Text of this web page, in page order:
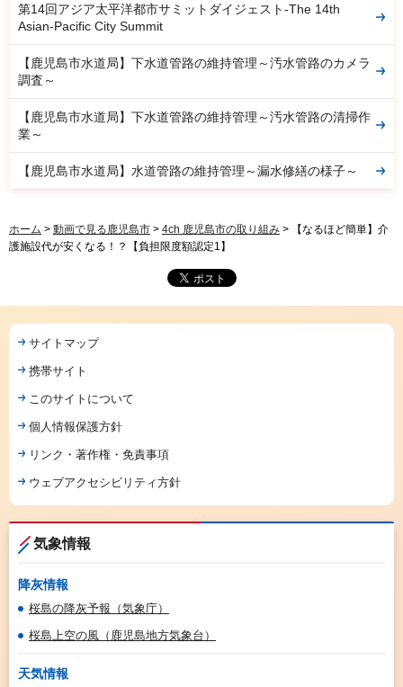
第14回アジア太平洋都市サミットダイジェスト-The 14th
Asian-Pacific City Summit
【鹿児島市水道局】下水道管路の維持管理～汚水管路のカメラ
調査～
【鹿児島市水道局】下水道管路の維持管理～汚水管路の清掃作
業～
【鹿児島市水道局】水道管路の維持管理～漏水修繕の様子～
ホーム > 動画で見る鹿児島市 > 4ch 鹿児島市の取り組み > 【なるほど簡単】介
護施設代が安くなる！？【負担限度額認定1】
サイトマップ
携帯サイト
このサイトについて
個人情報保護方針
リンク・著作権・免責事項
ウェブアクセシビリティ方針
気象情報
降灰情報
桜島の降灰予報（気象庁）
桜島上空の風（鹿児島地方気象台）
天気情報